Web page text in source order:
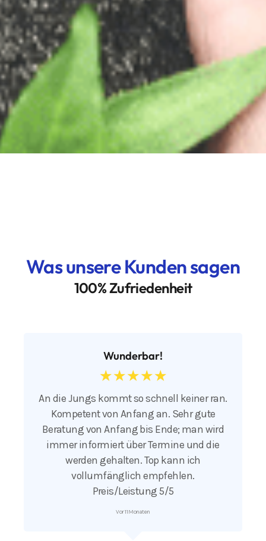
Was unsere Kunden sagen
100% Zufriedenheit
Wunderbar!
☆☆☆☆☆
An die Jungs kommt so schnell keiner ran.
Kompetent von Anfang an. Sehr gute
Beratung von Anfang bis Ende; man wird
immer informiert über Termine und die
werden gehalten. Top kann ich
vollumfänglich empfehlen.
Preis/Leistung 5/5
Vor 11 Monaten